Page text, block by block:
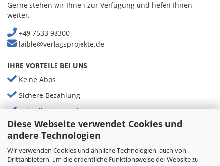
Diese Webseite verwendet Cookies und
andere Technologien
Wir verwenden Cookies und ähnliche Technologien, auch von
Drittanbietern, um die ordentliche Funktionsweise der Website zu
Gerne stehen wir Ihnen zur Verfügung und hefen Ihnen
weiter.
+49 7533 98300
laible@verlagsprojekte.de
IHRE VORTEILE BEI UNS
Keine Abos
Sichere Bezahlung
Schneller Versand
Aktuelle Magazine
Unverbindliche Beratungl